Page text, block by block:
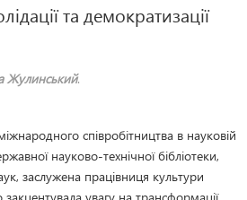
та демократизації
Жулинський.
співробітництва в науковій
науково-технічної бібліотеки,
заслужена працівниця культури